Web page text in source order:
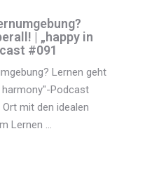
| „happy in
#091
Lernen geht
harmony"-Podcast
mit den idealen
Lernen ...